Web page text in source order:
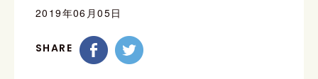
2019年06月05日
SHARE